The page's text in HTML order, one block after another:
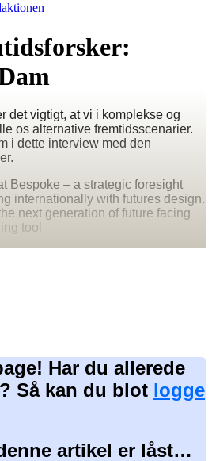
det vigtigt, at vi i komplekse og
os alternative fremtidsscenarier.
i dette interview med den
Bespoke – a strategic foresight
internationally with futures design.
next generation of future facing
tool
Har du allerede
Så kan du blot logge
artikel er låst…